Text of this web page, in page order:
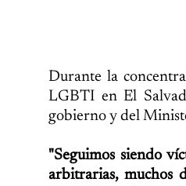
Durante la
LGBTI en El
gobierno y del
"Seguimos siendo
arbitrarias, muchos